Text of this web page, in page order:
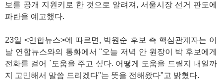
보를 공개 지원키로 한 것으로 알려져, 서울시장 선거 판도에
파란을 예고했다.
23일 <연합뉴스>에 따르면, 박원순 후보 측 핵심관계자는 이
날 연합뉴스와의 통화에서 "오늘 저녁 안 원장이 박 후보에게
전화를 걸어 `도움을 주고 싶다. 어떻게 도움을 드릴지 내일까
지 고민해서 말씀 드리겠다"는 뜻을 전해왔다"고 밝혔다.